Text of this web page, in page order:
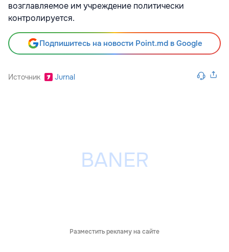
возглавляемое им учреждение политически
контролируется.
Подпишитесь на новости Point.md в Google
Источник Jurnal
Разместить рекламу на сайте